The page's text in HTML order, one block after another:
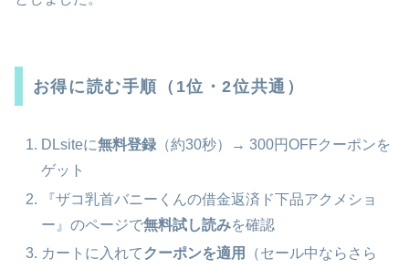
お得に読む手順（1位・2位共通）
DLsiteに無料登録 （約30秒）→ 300円OFFクーポンを
ゲット
『ザコ乳首バニーくんの借金返済ド下品アクメショ
ー』のページで無料試し読みを確認
カートに入れてクーポンを適用
（セール中ならさら